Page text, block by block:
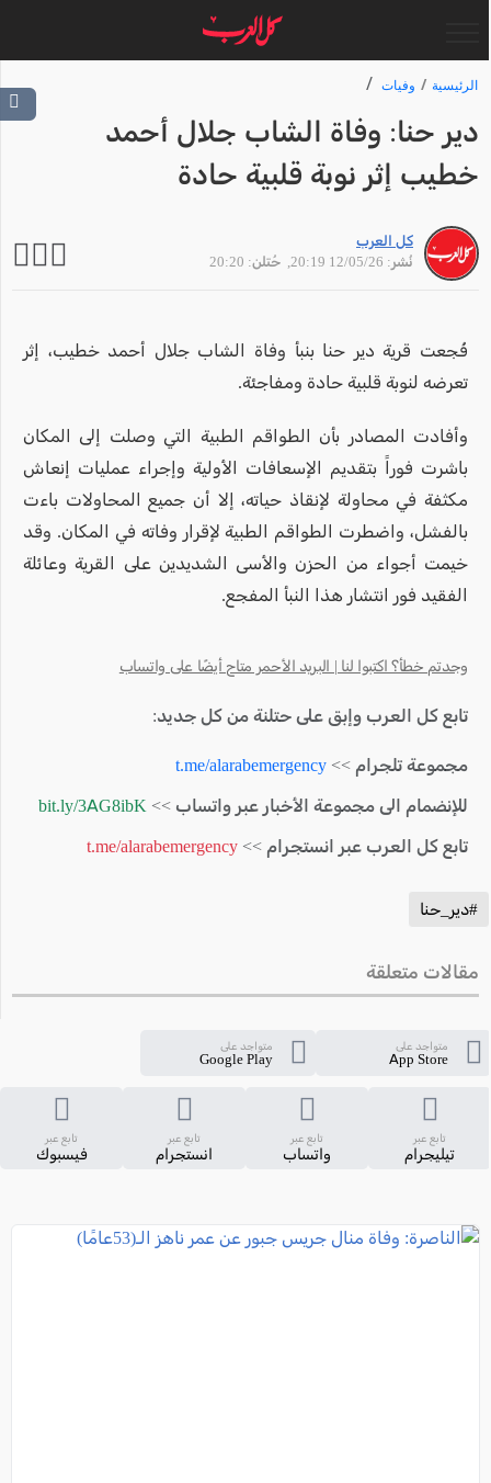
الرئيسية وفيات
دير حنا: وفاة الشاب جلال أحمد
خطيب إثر نوبة قلبية حادة
كل العرب
نُشر: 12/05/26 20:19
, حُتلن: 20:20
فُجعت قرية دير حنا بنبأ وفاة الشاب جلال أحمد خطيب، إثر
تعرضه لنوبة قلبية حادة ومفاجئة.
وأفادت المصادر بأن الطواقم الطبية التي وصلت إلى المكان
باشرت فوراً بتقديم الإسعافات الأولية وإجراء عمليات إنعاش
مكثفة في محاولة لإنقاذ حياته، إلا أن جميع المحاولات باءت
بالفشل، واضطرت الطواقم الطبية لإقرار وفاته في المكان. وقد
خيمت أجواء من الحزن والأسى الشديدين على القرية وعائلة
الفقيد فور انتشار هذا النبأ المفجع.
وجدتم خطأ؟ اكتبوا لنا | البريد الأحمر متاح أيضًا على واتساب
تابع كل العرب وإبق على حتلنة من كل جديد:
مجموعة تلجرام >> t.me/alarabemergency
للإنضمام الى مجموعة الأخبار عبر واتساب >> bit.ly/3AG8ibK
تابع كل العرب عبر انستجرام >> t.me/alarabemergency
#دير_حنا
مقالات متعلقة
متواجد على
App Store
متواجد على
Google Play
تابع عبر
تيليجرام
تابع عبر
واتساب
تابع عبر
انستجرام
تابع عبر
فيسبوك